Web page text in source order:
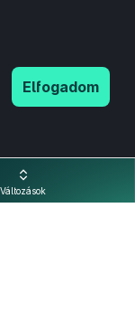
Változások
Elfogadom